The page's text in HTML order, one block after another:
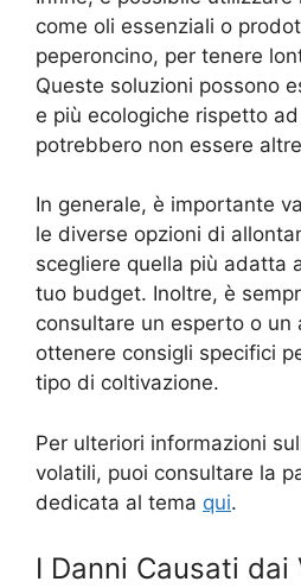
come oli essenziali o
peperoncino, per tenere
Queste soluzioni possono
e più ecologiche rispetto
potrebbero non essere
In generale, è importante
le diverse opzioni di
scegliere quella più adatta
tuo budget. Inoltre, è
consultare un esperto o un
ottenere consigli specifici
tipo di coltivazione.
Per ulteriori informazioni
volatili, puoi consultare la
dedicata al tema qui.
I Danni Causati dai